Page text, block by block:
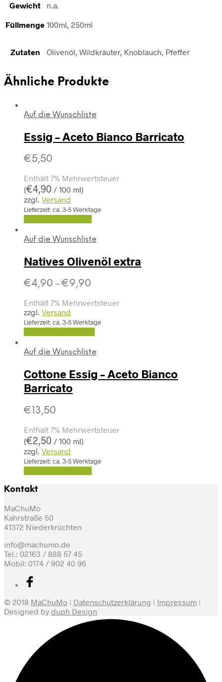
Gewicht n.a.
Füllmenge 100ml, 250ml
Zutaten Olivenöl, Wildkräuter, Knoblauch, Pfeffer
Ähnliche Produkte
Auf die Wunschliste
Essig – Aceto Bianco Barricato
€5,50
Enthält 7% Mehrwertsteuer
(€4,90 / 100 ml)
zzgl. Versand
Lieferzeit: ca. 3-5 Werktage
Auf die Wunschliste
Natives Olivenöl extra
€4,90 – €9,90
Enthält 7% Mehrwertsteuer
zzgl. Versand
Lieferzeit: ca. 3-5 Werktage
Auf die Wunschliste
Cottone Essig – Aceto Bianco
Barricato
€13,50
Enthält 7% Mehrwertsteuer
(€2,50 / 100 ml)
zzgl. Versand
Lieferzeit: ca. 3-5 Werktage
Kontakt
MaChuMo
Kahrstraße 50
41372 Niederkrüchten
info@machumo.de
Tel.: 02163 / 888 57 45
Mobil: 0174 / 902 40 96
© 2018 MaChuMo | Datenschutzerklärung | Impressum |
Designed by duph Design